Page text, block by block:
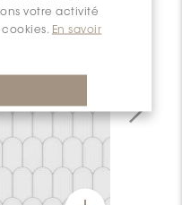
votre activité
En savoir